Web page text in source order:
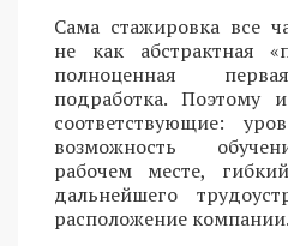
Сама стажировка все
не как абстрактная
полноценная
подработка. Поэтому
соответствующие:
возможность
рабочем месте,
дальнейшего
расположение компании.